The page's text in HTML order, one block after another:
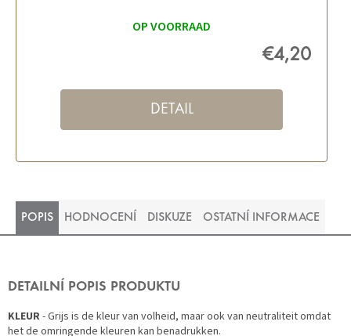
OP VOORRAAD
€4,20
DETAIL
POPIS HODNOCENÍ DISKUZE OSTATNÍ INFORMACE
DETAILNÍ POPIS PRODUKTU
KLEUR- Grijs is de kleur van volheid, maar ook van neutraliteit omdat
het de omringende kleuren kan benadrukken.